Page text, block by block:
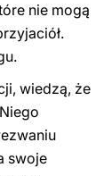
nie mogą
wiedzą, że
swoje